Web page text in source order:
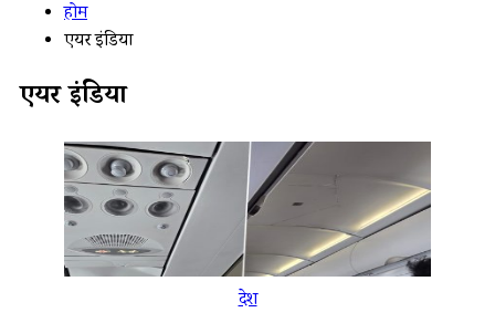
होम
एयर इंडिया
एयर इंडिया
देश